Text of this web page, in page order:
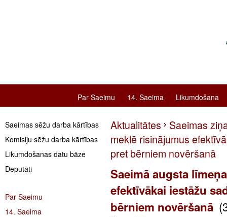
Par Saeimu 14. Saeima Likumdošana
Saeimas sēžu darba kārtības
Komisiju sēžu darba kārtības
Likumdošanas datu bāze
Deputāti
Par Saeimu
14. Saeima
Aktualitātes
Saeimas
meklē risinājumus
pret bērniem novēršanā
Saeimā augsta
efektīvākai iestāžu
bērniem novēršanā